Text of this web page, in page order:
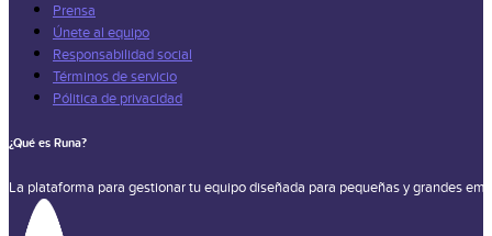
Prensa
Únete al equipo
Responsabilidad social
Términos de servicio
Pólitica de privacidad
¿Qué es Runa?
La plataforma para gestionar tu equipo diseñada para pequeñas y grandes